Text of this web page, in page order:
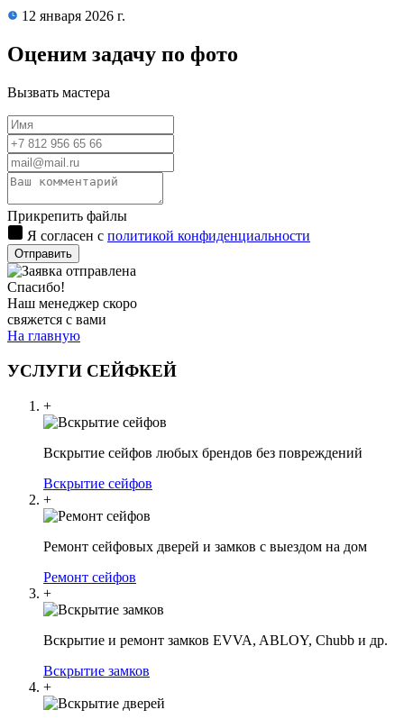
12 января 2026 г.
Оценим задачу по фото
Вызвать мастера
Прикрепить файлы
Я согласен с политикой конфиденциальности
Отправить
Спасибо!
Наш менеджер скоро
свяжется с вами
На главную
УСЛУГИ СЕЙФКЕЙ
+
Вскрытие сейфов любых брендов без повреждений
Вскрытие сейфов
+
Ремонт сейфовых дверей и замков с выездом на дом
Ремонт сейфов
+
Вскрытие и ремонт замков EVVA, ABLOY, Chubb и др.
Вскрытие замков
+